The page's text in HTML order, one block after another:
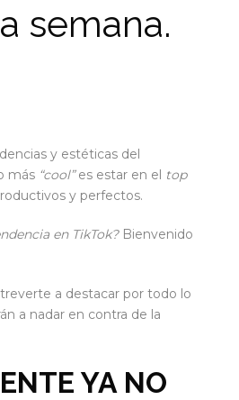
semana.
y estéticas del
más “cool”es estar en el top
y perfectos.
en TikTok? Bienvenido
a destacar por todo lo
a nadar en contra de la
YA NO